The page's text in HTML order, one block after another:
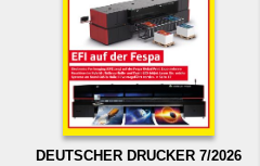
DEUTSCHER DRUCKER 7/2026